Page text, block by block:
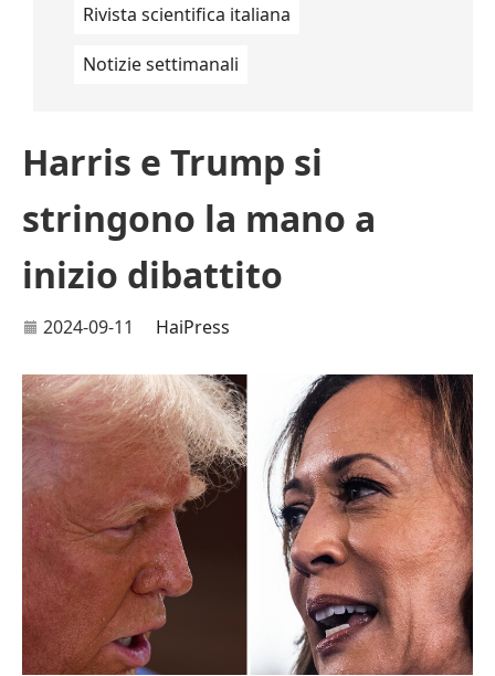
Rivista scientifica italiana
Notizie settimanali
Harris e Trump si
stringono la mano a
inizio dibattito
2024-09-11 HaiPress